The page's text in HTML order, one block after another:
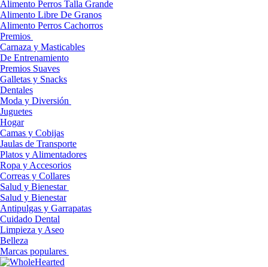
Alimento Perros Talla Grande
Alimento Libre De Granos
Alimento Perros Cachorros
Premios
Carnaza y Masticables
De Entrenamiento
Premios Suaves
Galletas y Snacks
Dentales
Moda y Diversión
Juguetes
Hogar
Camas y Cobijas
Jaulas de Transporte
Platos y Alimentadores
Ropa y Accesorios
Correas y Collares
Salud y Bienestar
Salud y Bienestar
Antipulgas y Garrapatas
Cuidado Dental
Limpieza y Aseo
Belleza
Marcas populares